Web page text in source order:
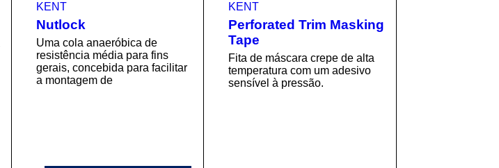
KENT
Nutlock
Uma cola anaeróbica de
resistência média para fins
gerais, concebida para facilitar
a montagem de
KENT
Perforated Trim Masking
Tape
Fita de máscara crepe de alta
temperatura com um adesivo
sensível à pressão.